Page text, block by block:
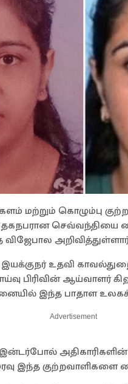
மற்றும் கொழும்பு
செவ்வந்தியை
இயக்குநர் உதவி
பிரிவின் ஆய்வாளர்
இந்த பாதாள
Advertisement
இன்டர்போல்
இந்த குற்றவாளிகளை